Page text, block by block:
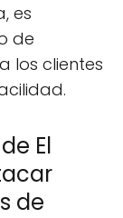
es
de
los clientes
El
de